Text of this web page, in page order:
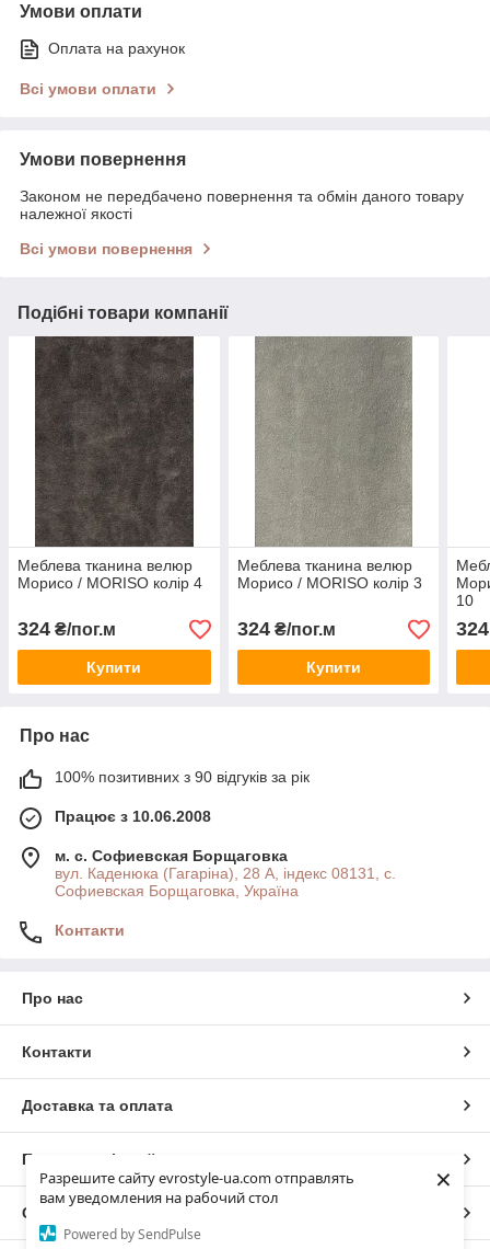
Разрешите сайту evrostyle-ua.com отправлять
вам уведомления на рабочий стол
Powered by SendPulse
×
Умови оплати
Оплата на рахунок
Всі умови оплати
Умови повернення
Законом не передбачено повернення та обмін даного товару
належної якості
Всі умови повернення
Подібні товари компанії
Меблева тканина велюр
Морисо / MORISO колір 4
324 ₴/пог.м
Купити
Меблева тканина велюр
Морисо / MORISO колір 3
324₴/пог.м
Купити
10
324
Про нас
100% позитивних з 90 відгуків за рік
Працює з 10.06.2008
м. с. Софиевская Борщаговка
вул. Каденюка (Гагаріна), 28 А, індекс 08131, с.
Софиевская Борщаговка, Україна
Контакти
Про нас
Контакти
Доставка та оплата
Повна версія сайту
Сайт створено на маркетплейсі